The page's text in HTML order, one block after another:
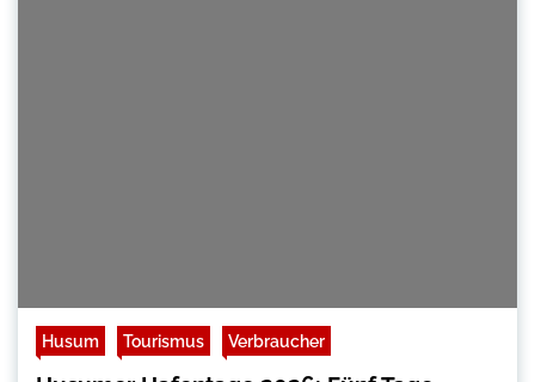
Husum Tourismus Verbraucher